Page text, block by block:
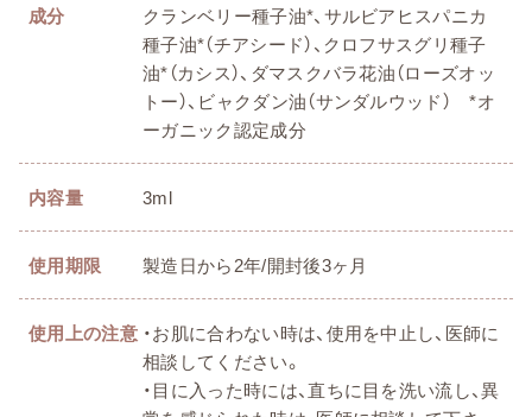
成分
クランベリー種子油*、サルビアヒスパニカ
種子油*（チアシード）、クロフサスグリ種子
油*（カシス）、ダマスクバラ花油（ローズオッ
トー）、ビャクダン油（サンダルウッド） *オ
ーガニック認定成分
内容量 3ml
使用期限 製造日から2年/開封後3ヶ月
使用上の注意 ・お肌に合わない時は、使用を中止し、医師に
相談してください。
・目に入った時には、直ちに目を洗い流し、異